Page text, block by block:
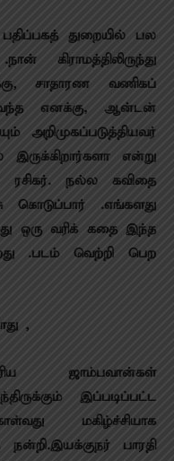
துறையில் பல
கிராமத்திலிருந்து
சாதாரண வணிகப்
வந்த எனக்கு, ஆன்டன்
அறிமுகப்படுத்தியவர்
என்று
ரசிகர். நல்ல கவிதை
.எங்களது
ஒரு வரிக் கதை இந்த
.படம் வெற்றி பெற
,
ஜாம்பவான்கள்
இப்படிப்பட்ட
மகிழ்ச்சியாக
நன்றி.இயக்குநர் பாரதி